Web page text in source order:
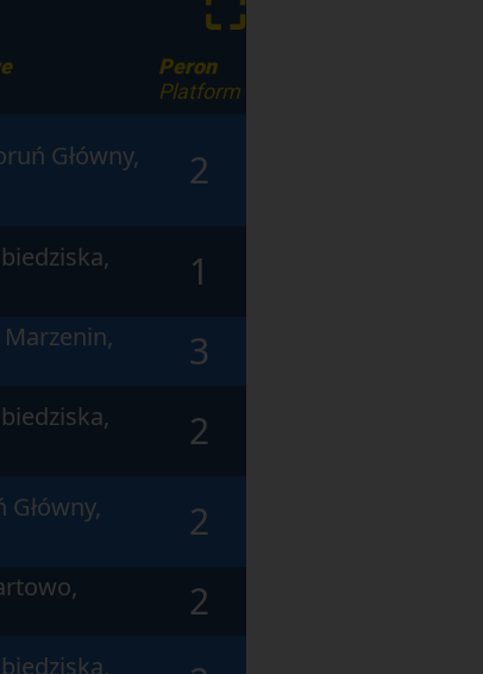
Peron
Platform
Główny,
2
1
3
2
Główny,
2
2